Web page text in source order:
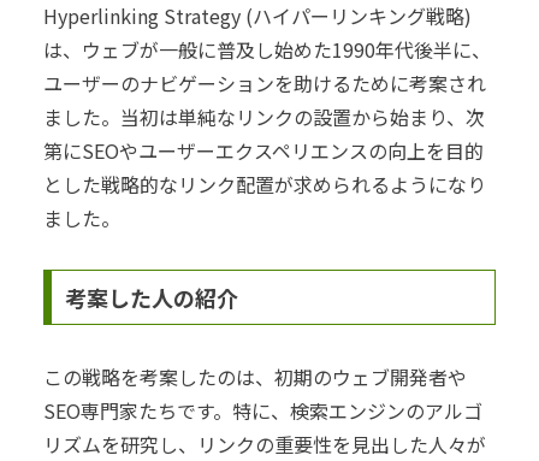
Hyperlinking Strategy (ハイパーリンキング戦略)
は、ウェブが一般に普及し始めた1990年代後半に、
ユーザーのナビゲーションを助けるために考案され
ました。当初は単純なリンクの設置から始まり、次
第にSEOやユーザーエクスペリエンスの向上を目的
とした戦略的なリンク配置が求められるようになり
ました。
考案した人の紹介
この戦略を考案したのは、初期のウェブ開発者や
SEO専門家たちです。特に、検索エンジンのアルゴ
リズムを研究し、リンクの重要性を見出した人々が